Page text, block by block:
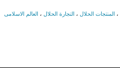
، المنتجات الحلال ، التجارة الحلال ، العالم الاسلامی